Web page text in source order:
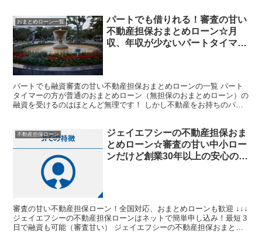
おまとめローン一覧
パートでも借りれる！審査の甘い
不動産担保おまとめローン☆月
収、年収が少ないパートタイマー
パートでも融資審査の甘い不動産担保おまとめローンの一覧 パート
タイマーの方が普通のおまとめローン（無担保のおまとめローン）の
融資を受けるのはほとんど無理です！ しかし不動産をお持ちのパー
不動産担保ローン
ジェイエフシーの不動産担保おま
とめローン☆審査の甘い中小ロー
ンだけど創業30年以上の安心の老
審査の甘い不動産担保ローン！全国対応、おまとめローンも歓迎 ↓↓↓
ジェイエフシーの不動産担保ローンはネットで簡単申し込み！最短３
日で融資も可能（審査甘い） ジェイエフシーの不動産担保おまとめ